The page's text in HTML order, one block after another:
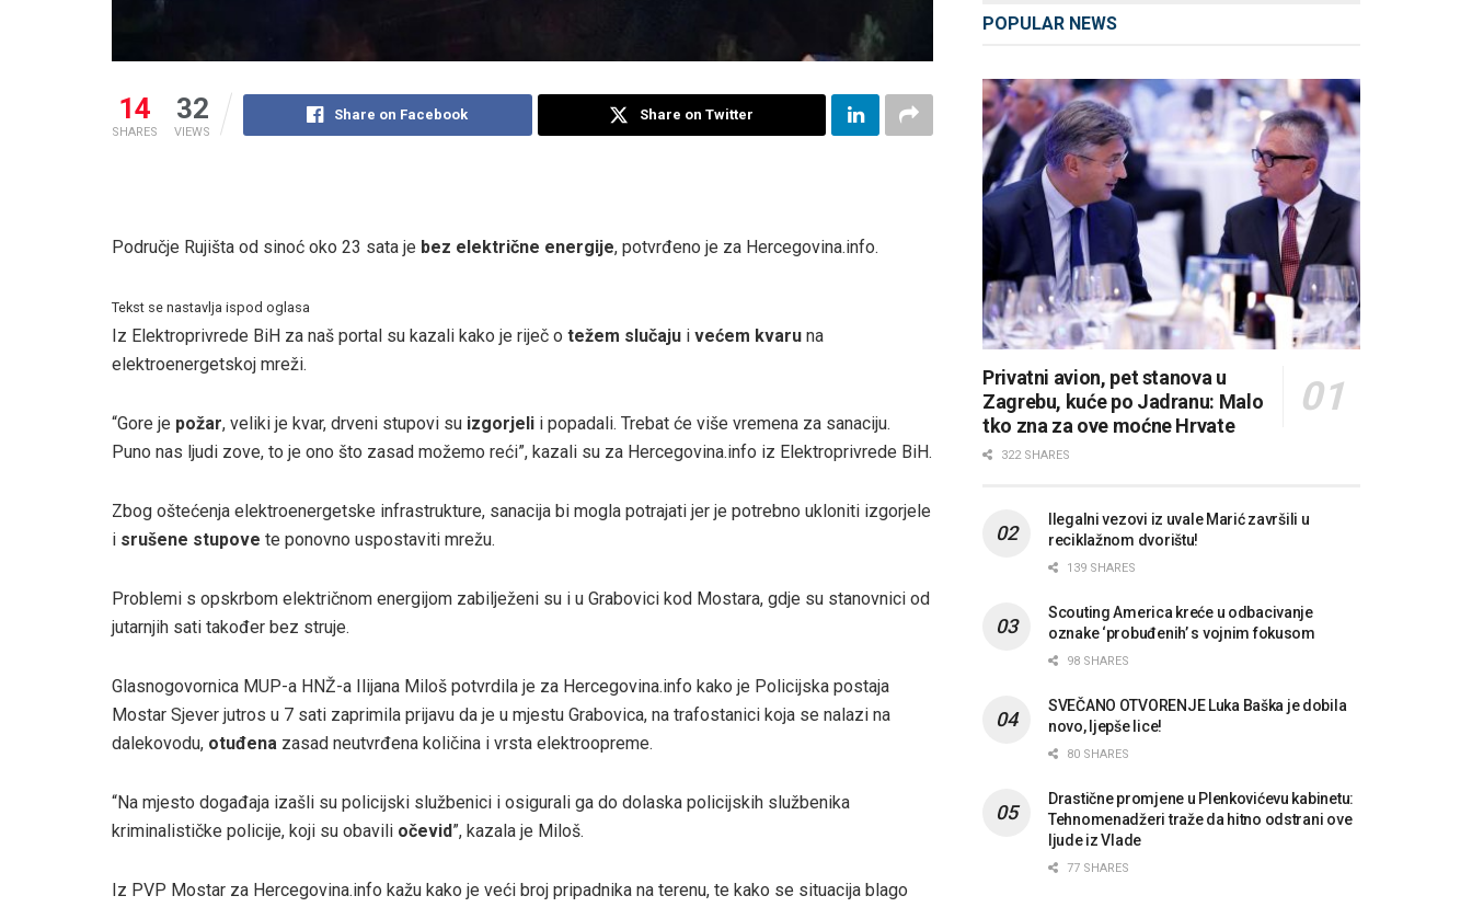
14
SHARES
32
VIEWS
Share on Facebook Share on Twitter
Područje Rujišta od sinoć oko 23 sata je bez električne energije, potvrđeno je za Hercegovina.info.
Tekst se nastavlja ispod oglasa
Iz Elektroprivrede BiH za naš portal su kazali kako je riječ o težem slučaju i većem kvaru na
elektroenergetskoj mreži.
“Gore je požar, veliki je kvar, drveni stupovi su izgorjeli i popadali. Trebat će više vremena za sanaciju.
Puno nas ljudi zove, to je ono što zasad možemo reći”, kazali su za Hercegovina.info iz Elektroprivrede BiH.
Zbog oštećenja elektroenergetske infrastrukture, sanacija bi mogla potrajati jer je potrebno ukloniti izgorjele
i srušene stupove te ponovno uspostaviti mrežu.
Problemi s opskrbom električnom energijom zabilježeni su i u Grabovici kod Mostara, gdje su stanovnici od
jutarnjih sati također bez struje.
Glasnogovornica MUP-a HNŽ-a Ilijana Miloš potvrdila je za Hercegovina.info kako je Policijska postaja
Mostar Sjever jutros u 7 sati zaprimila prijavu da je u mjestu Grabovica, na trafostanici koja se nalazi na
dalekovodu, otuđena zasad neutvrđena količina i vrsta elektroopreme.
“Na mjesto događaja izašli su policijski službenici i osigurali ga do dolaska policijskih službenika
kriminalističke policije, koji su obavili očevid”, kazala je Miloš.
Iz PVP Mostar za Hercegovina.info kažu kako je veći broj pripadnika na terenu, te kako se situacija blago
POPULAR NEWS
Privatni avion, pet stanova u
Zagrebu, kuće po Jadranu: Malo
tko zna za ove moćne Hrvate
322 SHARES
Ilegalni vezovi iz uvale Marić završili u
reciklažnom dvorištu!
139 SHARES
Scouting America kreće u odbacivanje
oznake ‘probuđenih’ s vojnim fokusom
98 SHARES
SVEČANO OTVORENJE Luka Baška je dobila
novo, ljepše lice!
80 SHARES
Drastične promjene u Plenkovićevu kabinetu:
Tehnomenadžeri traže da hitno odstrani ove
ljude iz Vlade
77 SHARES